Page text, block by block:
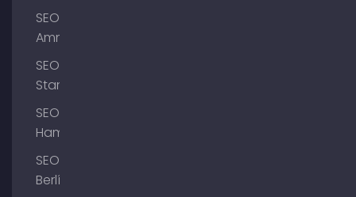
SEO
Ammersee
SEO
Starnberg
SEO
Hamburgo
SEO
Berlín